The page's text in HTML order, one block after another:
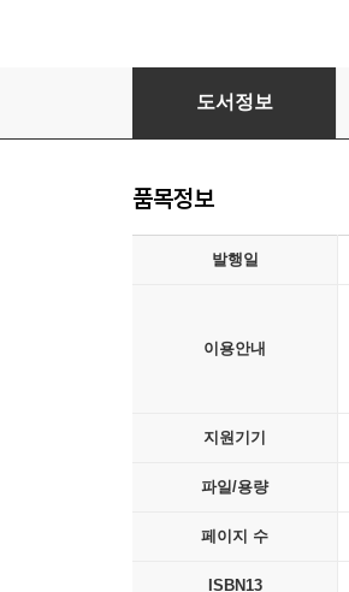
2026 시대에듀 한국산
도서정보
품목정보
발행일
이용안내
지원기기
파일/용량
페이지 수
ISBN13